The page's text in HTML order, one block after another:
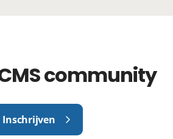
community
Inschrijven